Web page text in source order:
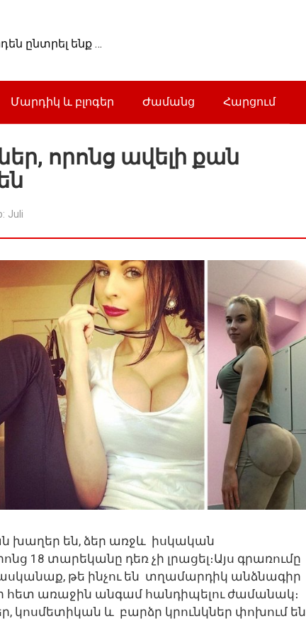
ընտրել ենք …
Մարդիկ և բլոգեր Ժամանց Հարցում
որոնց ավելի քան
Juli
խաղեր են, ձեր առջև իսկական
18 տարեկանը դեռ չի լրացել։Այս գրառումը
թե ինչու են տղամարդիկ անձնագիր
հետ առաջին անգամ հանդիպելու ժամանակ։
կոսմետիկան և բարձր կրունկներ փոխում են